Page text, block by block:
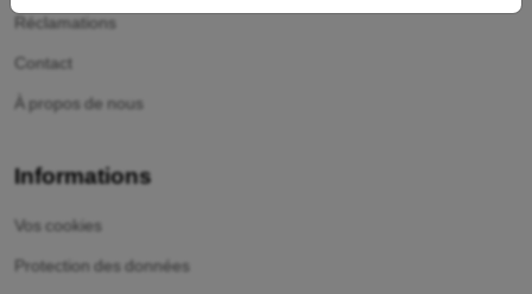
Réclamations
Contact
À propos de nous
Informations
Vos cookies
Protection des données